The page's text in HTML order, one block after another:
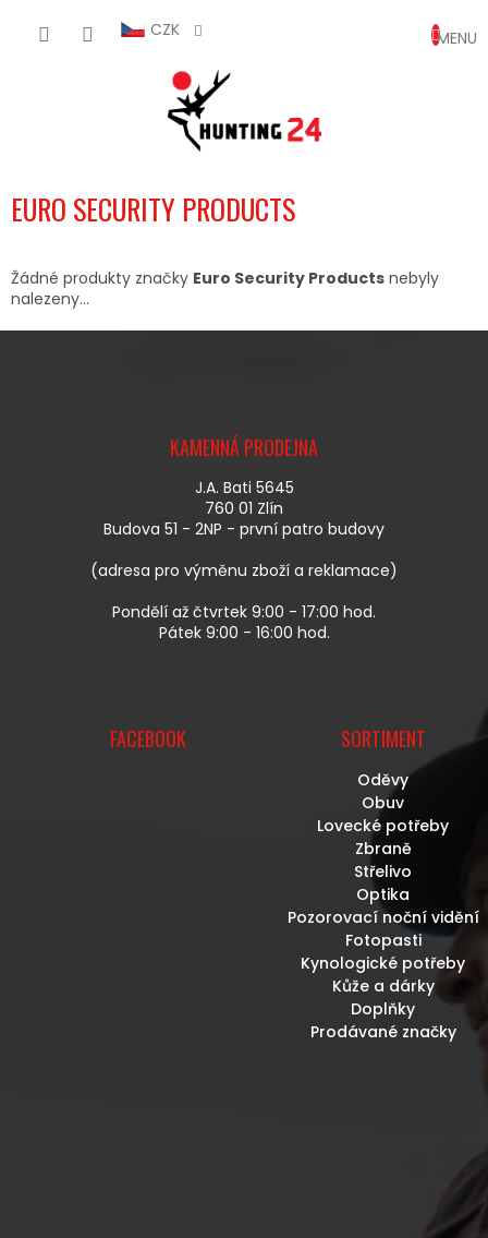
CZK
KOŠÍK
EURO SECURITY PRODUCTS
Žádné produkty značky Euro Security Products nebyly
nalezeny...
KAMENNÁ PRODEJNA
J.A. Bati 5645
760 01 Zlín
Budova 51 - 2NP - první patro budovy
(adresa pro výměnu zboží a reklamace)
Pondělí až čtvrtek 9:00 - 17:00 hod.
Pátek 9:00 - 16:00 hod.
FACEBOOK SORTIMENT
Oděvy
Obuv
Lovecké potřeby
Zbraně
Střelivo
Optika
Pozorovací noční vidění
Fotopasti
Kynologické potřeby
Kůže a dárky
Doplňky
Prodávané značky